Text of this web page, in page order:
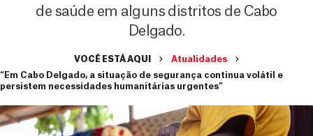
de saúde em alguns distritos de Cabo
Delgado.
VOCÊ ESTÁ AQUI
Atualidades
“Em Cabo Delgado, a situação de segurança continua volátil e
persistem necessidades humanitárias urgentes”